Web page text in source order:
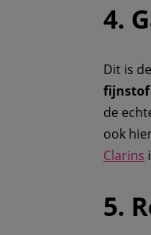
4.
Dit is
fijnstof
de
ook
Clarins
5.